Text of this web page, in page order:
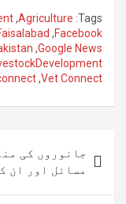
Tags:
Agriculture
,
Facebook
,
Google News
,
Vet Connect
,
کی
نیویگیشن
جانوروں کی
مسائل اور ان